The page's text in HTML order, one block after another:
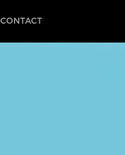
CONTACT